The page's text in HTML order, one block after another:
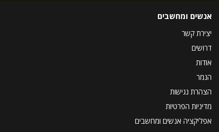
אנשים ומחשבים
יצירת קשר
דרושים
אודות
הנמר
הצהרת נגישות
מדיניות הפרטיות
אפליקציה אנשים ומחשבים